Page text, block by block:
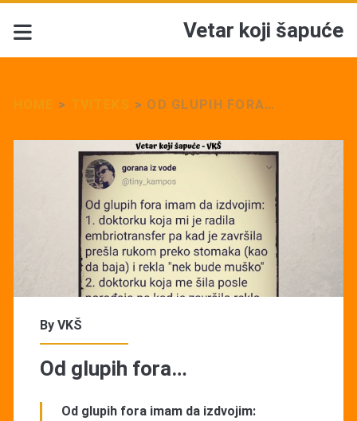
Vetar koji šapuće
> > OD GLUPIH FORA…
By VKŠ
Od glupih fora…
Od glupih fora imam da izdvojim: